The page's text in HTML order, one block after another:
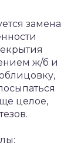
замена
ж/б и
целое,